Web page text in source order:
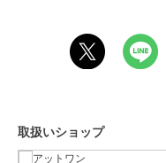
はもちろん、デニムパンツ
カジュアルな着こなしでも
イリングに♪
足元は、ローファーやロー
取扱いショップ